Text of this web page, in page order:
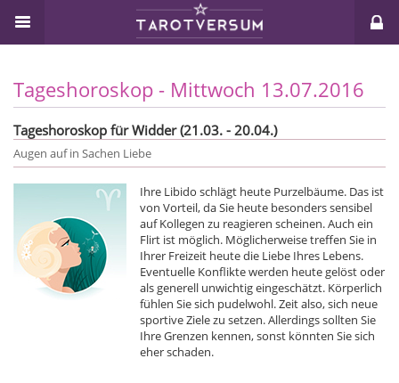
Tageshoroskop - Mittwoch 13.07.2016
Tageshoroskop für Widder (21.03. - 20.04.)
Augen auf in Sachen Liebe
Ihre Libido schlägt heute Purzelbäume. Das ist
von Vorteil, da Sie heute besonders sensibel
auf Kollegen zu reagieren scheinen. Auch ein
Flirt ist möglich. Möglicherweise treffen Sie in
Ihrer Freizeit heute die Liebe Ihres Lebens.
Eventuelle Konflikte werden heute gelöst oder
als generell unwichtig eingeschätzt. Körperlich
fühlen Sie sich pudelwohl. Zeit also, sich neue
sportive Ziele zu setzen. Allerdings sollten Sie
Ihre Grenzen kennen, sonst könnten Sie sich
eher schaden.